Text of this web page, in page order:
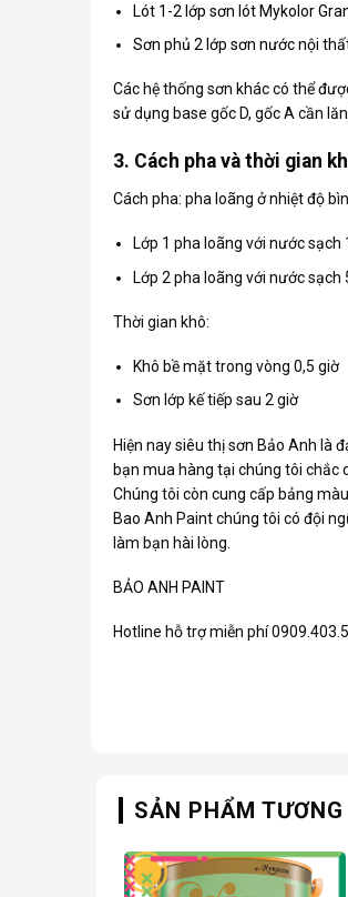
Lót 1-2 lớp sơn lót Mykolor
Sơn phủ 2 lớp sơn nước nội
Các hệ thống sơn khác có thể
sử dụng base gốc D, gốc A cần
3. Cách pha và thời gian
Cách pha: pha loãng ở nhiệt độ
Lớp 1 pha loãng với nước sạch
Lớp 2 pha loãng với nước sạch
Thời gian khô:
Khô bề mặt trong vòng 0,5 giờ
Sơn lớp kế tiếp sau 2 giờ
Hiện nay siêu thị sơn Bảo Anh là
bạn mua hàng tại chúng tôi chắc
Chúng tôi còn cung cấp bảng
Bao Anh Paint chúng tôi có đội
làm bạn hài lòng.
BẢO ANH PAINT
Hotline hỗ trợ miễn phí
SẢN PHẨM